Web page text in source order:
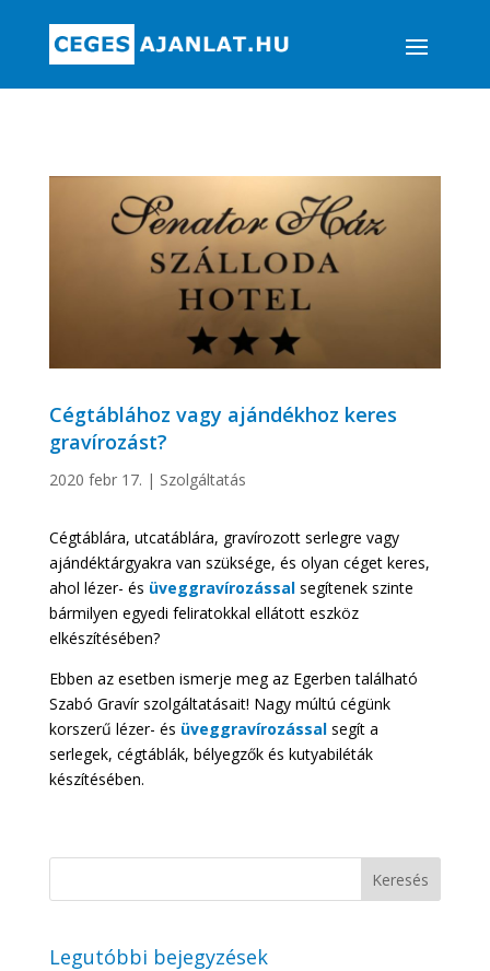
Cégtáblához vagy ajándékhoz keres
gravírozást?
2020 febr 17. | Szolgáltatás
Cégtáblára, utcatáblára, gravírozott serlegre vagy
ajándéktárgyakra van szüksége, és olyan céget keres,
ahol lézer- és üveggravírozással segítenek szinte
bármilyen egyedi feliratokkal ellátott eszköz
elkészítésében?
Ebben az esetben ismerje meg az Egerben található
Szabó Gravír szolgáltatásait! Nagy múltú cégünk
korszerű lézer- és üveggravírozással segít a
serlegek, cégtáblák, bélyegzők és kutyabiléták
készítésében.
Legutóbbi bejegyzések